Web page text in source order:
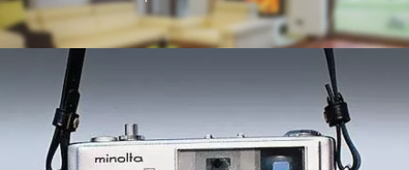
История проекта создания корпоративного сайта
версии 2012—2014 гг